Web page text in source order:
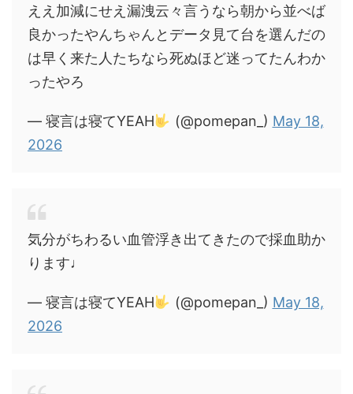
ええ加減にせえ漏洩云々言うなら朝から並べば
良かったやんちゃんとデータ見て台を選んだの
は早く来た人たちなら死ぬほど迷ってたんわか
ったやろ
— 寝言は寝てYEAH (@pomepan_) May 18,
2026
気分がちわるい血管浮き出てきたので採血助か
ります♩
— 寝言は寝てYEAH (@pomepan_) May 18,
2026